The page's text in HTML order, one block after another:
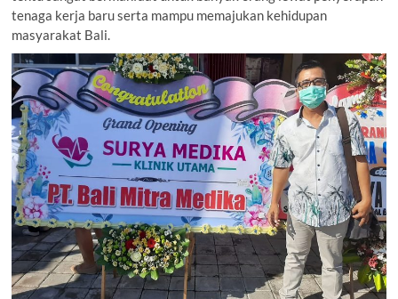
tenaga kerja baru serta mampu memajukan kehidupan
masyarakat Bali.